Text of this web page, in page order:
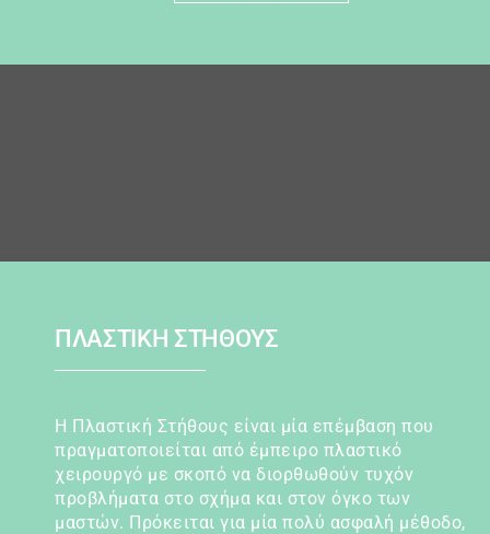
ΠΛΑΣΤΙΚΗ ΣΤΗΘΟΥΣ
Η Πλαστική Στήθους είναι μία επέμβαση που
πραγματοποιείται από έμπειρο πλαστικό
χειρουργό με σκοπό να διορθωθούν τυχόν
προβλήματα στο σχήμα και στον όγκο των
μαστών. Πρόκειται για μία πολύ ασφαλή μέθοδο,